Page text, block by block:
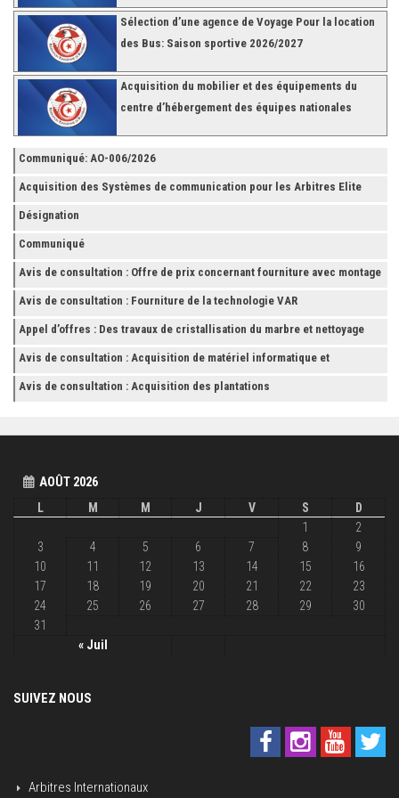
Sélection d’une agence de Voyage Pour la location
des Bus: Saison sportive 2026/2027
Acquisition du mobilier et des équipements du
centre d’hébergement des équipes nationales
Communiqué: AO-006/2026
Acquisition des Systèmes de communication pour les Arbitres Elite
Désignation
Communiqué
Avis de consultation : Offre de prix concernant fourniture avec montage
et finition de RAYONNAGES pour la Fédération Tunisienne de Football
Avis de consultation : Fourniture de la technologie VAR
Appel d’offres : Des travaux de cristallisation du marbre et nettoyage
des grès
Avis de consultation : Acquisition de matériel informatique et
Accessoires
Avis de consultation : Acquisition des plantations
AOÛT 2026
L
M M J V S D
« Juil
1
2
3
4 5 6 7 8
9
10
11 12 13 14 15
16
17
18 19 20 21 22
23
24
25 26 27 28 29
30
31
SUIVEZ NOUS
Arbitres Internationaux